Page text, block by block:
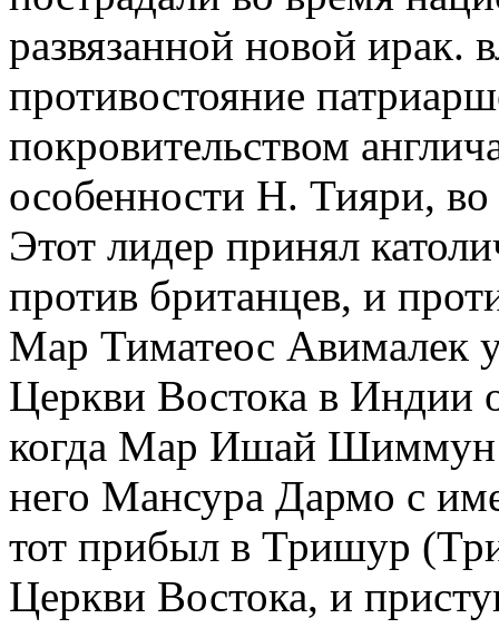
развязанной новой ирак.
противостояние
покровительством
особенности Н. Тияри,
Этот лидер принял
против британцев, и
Мар Тиматеос Авималек
Церкви Востока в Индии
когда Мар Ишай Шиммун
него Мансура Дармо с
тот прибыл в Тришур
Церкви Востока, и